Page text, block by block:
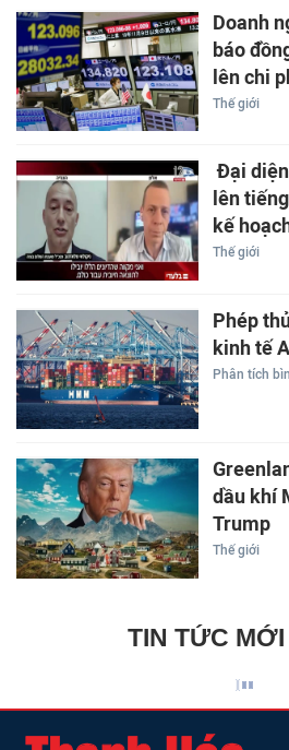
Doanh
báo
lên chi
Thế giới
Đại
lên
kế
Thế giới
Phép
kinh tế
Phân tích
dầu khí
Trump
Thế giới
TIN TỨC